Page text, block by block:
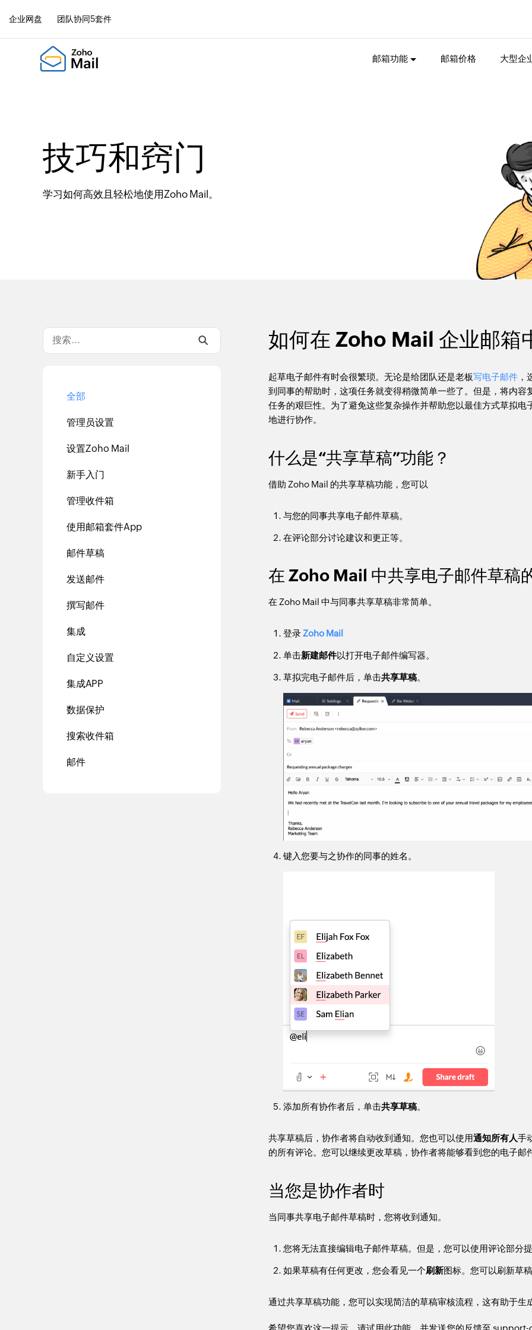
企业网盘 团队协同5套件
邮箱功能 邮箱价格 大型企
技巧和窍门
学习如何高效且轻松地使用Zoho Mail。
全部
管理员设置
设置Zoho Mail
新手入门
管理收件箱
使用邮箱套件App
邮件草稿
发送邮件
撰写邮件
集成
自定义设置
集成APP
数据保护
搜索收件箱
邮件
如何在 Zoho Mail 企业邮箱
起草电子邮件有时会很繁琐。无论是给团队还是老板写电子邮件 ，
到同事的帮助时，这项任务就变得稍微简单一些了。但是，将内
任务的艰巨性。为了避免这些复杂操作并帮助您以最佳方式草拟
地进行协作。
什么是“共享草稿”功能？
借助 Zoho Mail 的共享草稿功能，您可以
与您的同事共享电子邮件草稿。
在评论部分讨论建议和更正等。
在 Zoho Mail 中共享电子邮件草稿
在 Zoho Mail 中与同事共享草稿非常简单。
登录Zoho Mail
单击新建邮件以打开电子邮件编写器。
草拟完电子邮件后，单击共享草稿。
键入您要与之协作的同事的姓名。
添加所有协作者后，单击共享草稿。
共享草稿后，协作者将自动收到通知。您也可以使用通知所有人手
的所有评论。您可以继续更改草稿，协作者将能够看到您的电子邮
当您是协作者时
当同事共享电子邮件草稿时，您将收到通知。
您将无法直接编辑电子邮件草稿。但是，您可以使用评论部分
如果草稿有任何更改，您会看见一个刷新图标。您可以刷新草
通过共享草稿功能，您可以实现简洁的草稿审核流程，这有助于